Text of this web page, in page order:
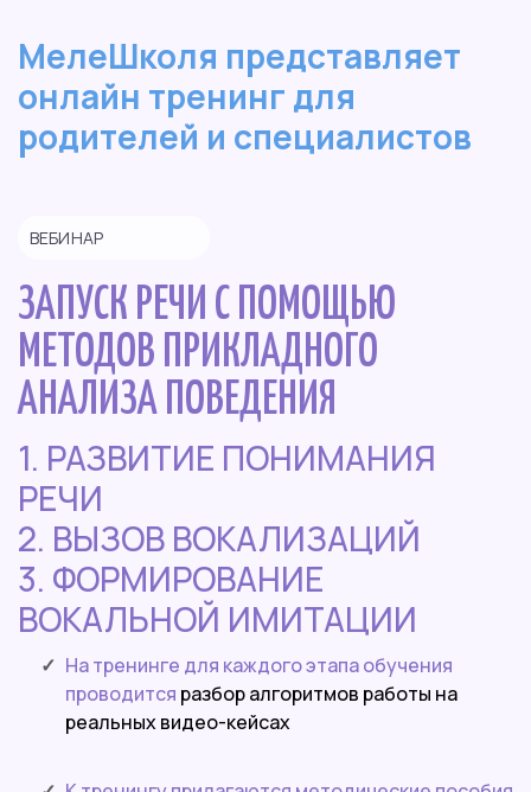
МелеШколя представляет
онлайн тренинг для
родителей и специалистов
ВЕБИНАР
ЗАПУСК РЕЧИ С ПОМОЩЬЮ
МЕТОДОВ ПРИКЛАДНОГО
АНАЛИЗА ПОВЕДЕНИЯ
1. РАЗВИТИЕ ПОНИМАНИЯ
РЕЧИ
2. ВЫЗОВ ВОКАЛИЗАЦИЙ
3. ФОРМИРОВАНИЕ
ВОКАЛЬНОЙ ИМИТАЦИИ
На тренинге для каждого этапа обучения
проводится разбор алгоритмов работы на
реальных видео-кейсах